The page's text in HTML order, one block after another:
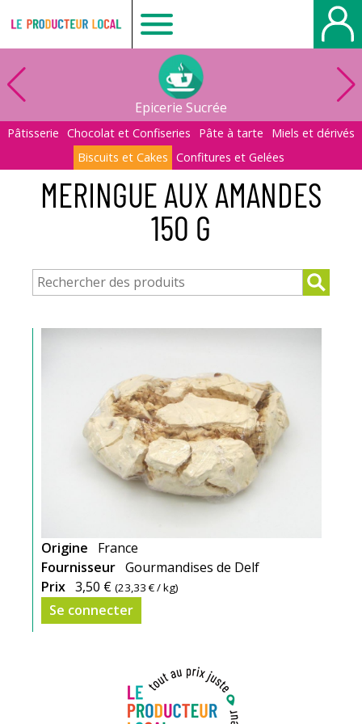
Le
producteur
local
-
Belbeuf
Epicerie Sucrée
Pâtisserie Chocolat et Confiseries Pâte à tarte
Miels et dérivés
Biscuits et Cakes Confitures et Gelées
MERINGUE AUX AMANDES
150 G
Origine
France
Fournisseur Gourmandises de Delf
Prix 3,50 € (23,33 €/ kg)
Se connecter